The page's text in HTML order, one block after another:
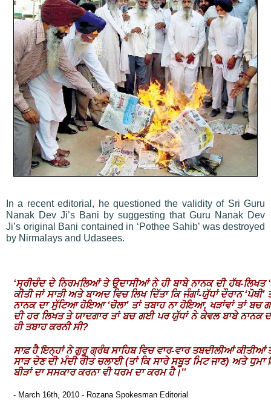
In a recent editorial, he questioned the validity of Sri Guru
Nanak Dev Ji’s Bani by suggesting that Guru Nanak Dev
Ji’s original Bani contained in ‘Pothee Sahib’ was destroyed
by Nirmalays and Udasees.
‘ਸ੍ਰੀਚੰਦ ਦੇ ਨਿਰਮਲਿਆਂ ਤੇ ਉਦਾਸੀਆਂ ਨੇ ਹੀ ਬਾਬੇ ਨਾਨਕ ਦੀ ਹੱਥ-ਲਿਖਤ
ਕੀਤੀ ਜਾਂ ਸਾੜੀ ਅਤੇ ਬਾਅਦ ਵਿਚ ਲਿਖ ਦਿੱਤਾ ਕਿ ਜੰਗਾਂ-ਯੁੱਧਾਂ ਦੌਰਾਨ
ਨਾਨਕ ਦਾ ਸੁੱਟਿਆ ਹੋਇਆ ‘ਚੋਲਾ’ ਤਾਂ ਤਬਾਹ ਨਾ ਹੋਇਆ, ਖੜਾਂਵਾਂ ਤਾਂ
ਦੀ ਹਰ ਲਿਖਤ ਤੇ ਯਾਦਗਾਰ ਤਾਂ ਬਚ ਗਈ ਪਰ ਯੁੱਧਾਂ ਨੇ ਕੇਵਲ ਬਾਬੇ ਨਾਨਕ ਦੀ
ਹੀ ਤਬਾਹ ਕਰਨੀ ਸੀ?
ਸਾਫ਼ ਹੈ ਇਨ੍ਹਾਂ ਨੇ ਗੁਰੂ ਗ੍ਰੰਥ ਸਾਹਿਬ ਵਿਚ ਵਾਰ-ਵਾਰ ਤਬਦੀਲੀਆਂ ਕੀਤੀਆਂ
ਸਾੜ ਦੇਣ ਦੀ ਮੰਦੀ ਰੀਤ ਚਲਾਈ (ਤਾਂ ਕਿ ਸਾਰੇ ਸਬੂਤ ਮਿਟ ਜਾਣ) ਅਤੇ ਧੁਮਾ
ਬੀੜਾਂ ਦਾ ਸਸਕਾਰ ਕਰਨਾ ਵੀ ਧਰਮ ਦਾ ਕਰਮ ਹੈ।’’
- March 16th, 2010 - Rozana Spokesman Editorial